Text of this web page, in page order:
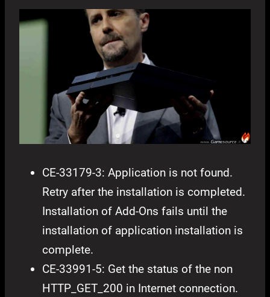
CE-33179-3: Application is not found.
Retry after the installation is completed.
Installation of Add-Ons fails until the
installation of application installation is
complete.
CE-33991-5: Get the status of the non
HTTP_GET_200 in Internet connection.